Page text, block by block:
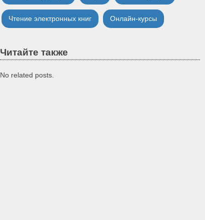
Чтение электронных книг Онлайн-курсы
Читайте также
No related posts.